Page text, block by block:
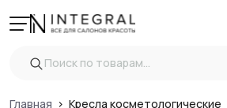
Главная Кресла косметологические
Очистить